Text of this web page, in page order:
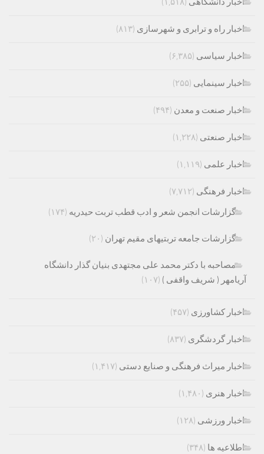
اخبار راه و ترابری و شهرسازی (۸۱۳)
اخبار سیاسی (۶,۳۸۵)
اخبار سینمایی (۲۵۵)
اخبار صنعت و معدن (۴۹۴)
اخبار صنعتی (۱,۲۲۸)
اخبار علمی (۱,۱۱۹)
اخبار فرهنگی (۷,۷۱۲)
گزارشات انجمن شعر و ادب قطب تربت حیدریه (۱۷۴)
گزارشات جامعه تربتیهای مقیم تهران (۲۰)
مصاحبه با دکتر محمد علی مجتهدی بنیان گذار دانشگاه
آریامهر ( شریف واقفی ) (۱۰۷)
اخبار کشاورزی (۴۵۷)
اخبار گردشگری (۸۳۷)
اخبار میراث فرهنگی و صنایع دستی (۱,۴۱۷)
اخبار هنری (۱,۴۸۰)
اخبار ورزشی (۱۲۸)
اطلاعیه ها (۳۴۸)